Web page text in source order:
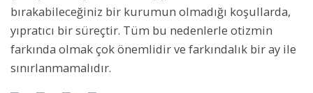
bırakabileceğiniz bir kurumun olmadığı koşullarda,
yıpratıcı bir süreçtir. Tüm bu nedenlerle otizmin
farkında olmak çok önemlidir ve farkındalık bir ay ile
sınırlanmamalıdır.